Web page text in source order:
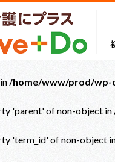
/home/www/prod/wp-
'parent' of non-object in
'term_id' of non-object